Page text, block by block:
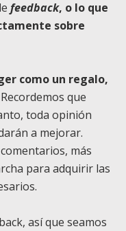
feedback, o lo que
sobre
como un regalo,
que
toda opinión
a mejorar.
más
para adquirir las
así que seamos